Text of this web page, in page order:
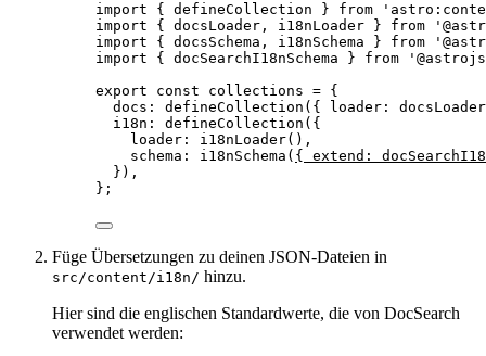
import { defineCollection } from '
import { docsLoader, i18nLoader } from '
import { docsSchema, i18nSchema } from '
import { docSearchI18nSchema } from '
export const collections = {
docs: defineCollection ( { loader: docsLoader
i18n: defineCollection ( {
loader: i18nLoader() ,
schema: i18nSchema ( { extend:
} ) ,
} ;
Füge Übersetzungen zu deinen JSON-Dateien in
src/content/i18n/ hinzu.
Hier sind die englischen Standardwerte, die von DocSearch
verwendet werden: